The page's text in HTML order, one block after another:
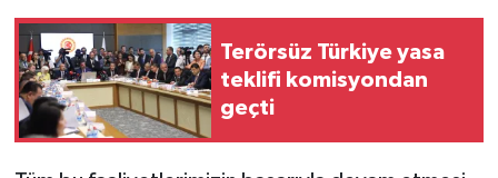
Terörsüz Türkiye yasa
teklifi komisyondan
geçti